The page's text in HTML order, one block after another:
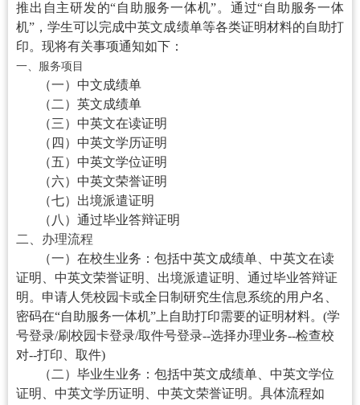
推出自主研发的“自助服务一体机”。通过“自助服务一体
机”，学生可以完成中英文成绩单等各类证明材料的自助打
印。现将有关事项通知如下：
一、服务项目
（一）中文成绩单
（二）英文成绩单
（三）中英文在读证明
（四）中英文学历证明
（五）中英文学位证明
（六）中英文荣誉证明
（七）出境派遣证明
（八）通过毕业答辩证明
二、办理流程
（一）在校生业务： 包括中英文成绩单、中英文在读
证明、 中英文荣誉证明、 出境派遣证明、通过毕业答辩证
明。申请人 凭校园卡或全日制研究生信息系统的用户名、
密码在“自助服务一体机”上自助打印需要的证明材料。(学
号登录/刷校园卡登录/取件号登录--选择办理业务--检查校
对--打印、取件)
（二）毕业生业务： 包括中英文成绩单、 中英文学位
证明、中英文学历证明、中英文荣誉证明。具体流程如